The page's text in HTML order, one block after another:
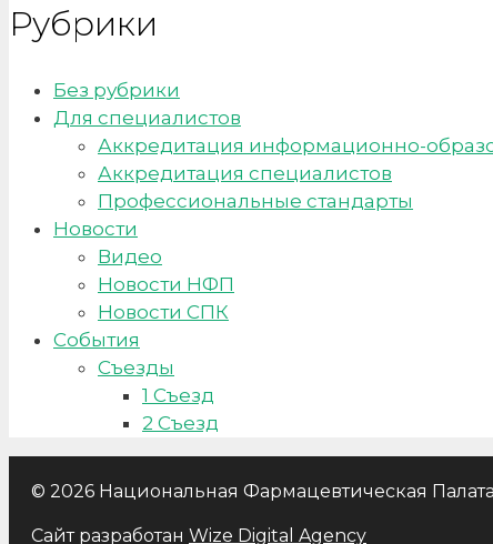
Рубрики
Без рубрики
Для специалистов
Аккредитация информационно-
Аккредитация специалистов
Профессиональные стандарты
Новости
Видео
Новости НФП
Новости СПК
События
Съезды
1 Съезд
2 Съезд
© 2026 Национальная Фармацевтическая Палата
Сайт разработан Wize Digital Agency